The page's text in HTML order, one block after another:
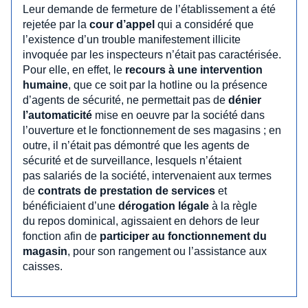
Leur demande de fermeture de l’établissement a été
rejetée par la cour d’appel qui a considéré que
l’existence d’un trouble manifestement illicite
invoquée par les inspecteurs n’était pas caractérisée.
Pour elle, en effet, le recours à une intervention
humaine, que ce soit par la hotline ou la présence
d’agents de sécurité, ne permettait pas de dénier
l’automaticité mise en oeuvre par la société dans
l’ouverture et le fonctionnement de ses magasins ; en
outre, il n’était pas démontré que les agents de
sécurité et de surveillance, lesquels n’étaient
pas salariés de la société, intervenaient aux termes
de contrats de prestation de services et
bénéficiaient d’une dérogation légale à la règle
du repos dominical, agissaient en dehors de leur
fonction afin de participer au fonctionnement du
magasin, pour son rangement ou l’assistance aux
caisses.